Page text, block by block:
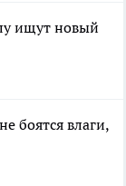
ищут новый
боятся влаги,